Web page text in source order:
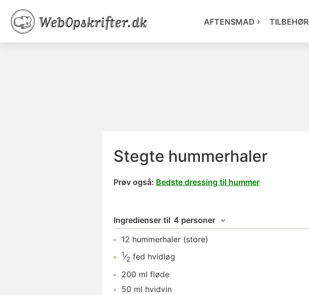
AFTENSMAD TILBEHØR
Stegte hummerhaler
Prøv også: Bedste dressing til hummer
Ingredienser til 4 personer
12 hummerhaler (store)
1⁄2 fed hvidløg
200 ml fløde
50 ml hvidvin